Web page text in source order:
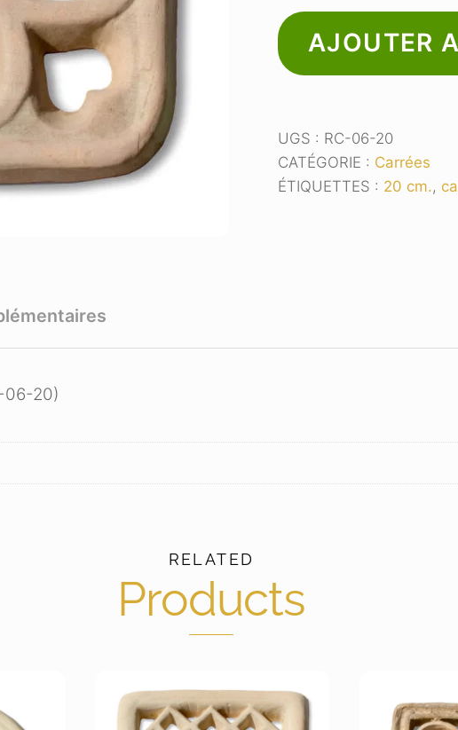
Grille
carrée
AJOUTER
UGS : RC-06-20
CATÉGORIE : Carrées
ÉTIQUETTES : 20 cm.,
06-20)
RELATED
Products